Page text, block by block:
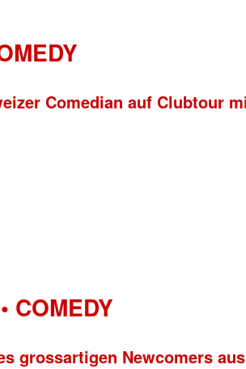
Comedian auf Clubtour
COMEDY
grossartigen Newcomers